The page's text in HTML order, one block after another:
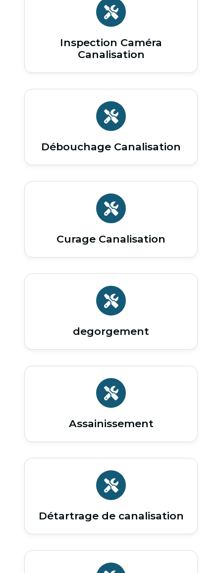
Inspection Caméra
Canalisation
Débouchage Canalisation
Curage Canalisation
degorgement
Assainissement
Détartrage de canalisation